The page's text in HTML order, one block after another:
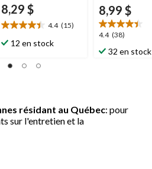
8,29 $
4.4 (15)
4.4
étoile(s)
5.
12 en stock
8,99 $
4.4 (38)
4.4
étoile(s)
sur
32 en stock
résidant au Québec: pour
sur l'entretien et la